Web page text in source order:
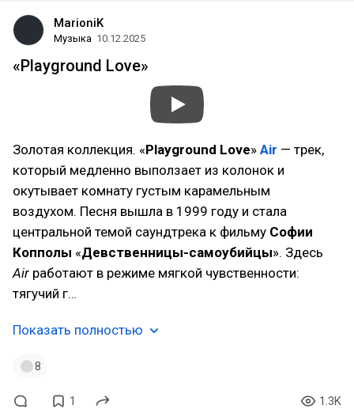
MarioniK
Музыка 10.12.2025
«Playground Love»
Золотая коллекция. «Playground Love» Air — трек,
который медленно выползает из колонок и
окутывает комнату густым карамельным
воздухом. Песня вышла в 1999 году и стала
центральной темой саундтрека к фильму Софии
Копполы «Девственницы-самоубийцы». Здесь
Air работают в режиме мягкой чувственности:
тягучий г…
Показать полностью
8
1 1.3K